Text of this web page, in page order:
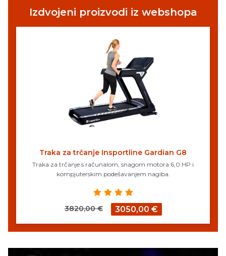
Izdvojeni proizvodi iz webshopa
Traka za trčanje Insportline Gardian G8
Traka za trčanje s računalom, snagom motora 6,0 HP i
kompjuterskim podešavanjem nagiba.
3820,00 € 3050,00 €